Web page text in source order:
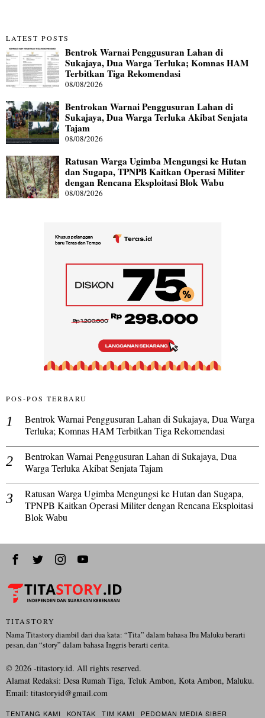
LATEST POSTS
Bentrok Warnai Penggusuran Lahan di
Sukajaya, Dua Warga Terluka; Komnas HAM
Terbitkan Tiga Rekomendasi
08/08/2026
Bentrokan Warnai Penggusuran Lahan di
Sukajaya, Dua Warga Terluka Akibat Senjata
Tajam
08/08/2026
Ratusan Warga Ugimba Mengungsi ke Hutan
dan Sugapa, TPNPB Kaitkan Operasi Militer
dengan Rencana Eksploitasi Blok Wabu
08/08/2026
POS-POS TERBARU
Bentrok Warnai Penggusuran Lahan di Sukajaya, Dua Warga
Terluka; Komnas HAM Terbitkan Tiga Rekomendasi
Bentrokan Warnai Penggusuran Lahan di Sukajaya, Dua
Warga Terluka Akibat Senjata Tajam
Ratusan Warga Ugimba Mengungsi ke Hutan dan Sugapa,
TPNPB Kaitkan Operasi Militer dengan Rencana Eksploitasi
Blok Wabu
TITASTORY
Nama Titastory diambil dari dua kata: “Tita” dalam bahasa Ibu Maluku berarti
pesan, dan “story” dalam bahasa Inggris berarti cerita.
© 2026 -titastory.id. All rights reserved.
Alamat Redaksi: Desa Rumah Tiga, Teluk Ambon, Kota Ambon, Maluku.
Email: titastoryid@gmail.com
TENTANG KAMI KONTAK TIM KAMI
PEDOMAN MEDIA SIBER